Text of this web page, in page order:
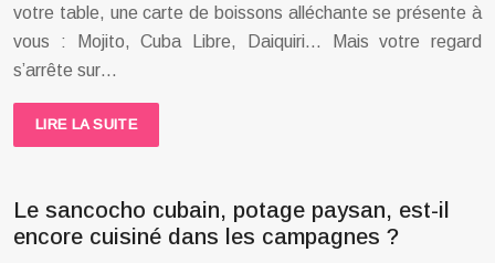
votre table, une carte de boissons alléchante se présente à
vous : Mojito, Cuba Libre, Daiquiri… Mais votre regard
s’arrête sur…
LIRE LA SUITE
Le sancocho cubain, potage paysan, est-il
encore cuisiné dans les campagnes ?